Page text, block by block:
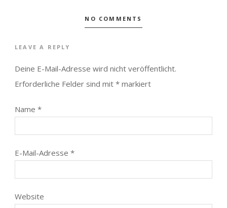
NO COMMENTS
LEAVE A REPLY
Deine E-Mail-Adresse wird nicht veröffentlicht.
Erforderliche Felder sind mit * markiert
Name *
E-Mail-Adresse *
Website